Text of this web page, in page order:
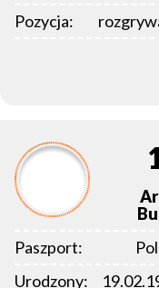
Pozycja:
Paszport:
Urodzony: